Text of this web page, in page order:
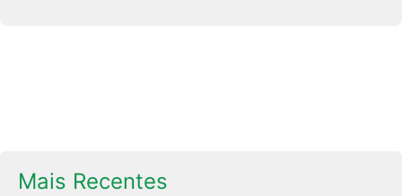
Mais Recentes